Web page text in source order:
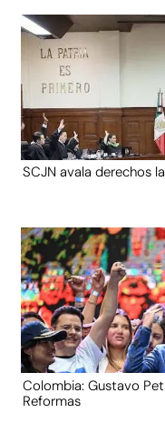
SCJN avala derechos
Colombia: Gustavo
Reformas